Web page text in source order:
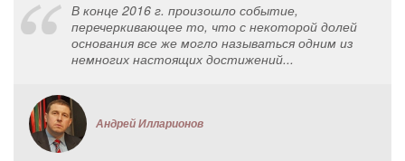
В конце 2016 г. произошло событие,
перечеркивающее то, что с некоторой долей
основания все же могло называться одним из
немногих настоящих достижений...
Андрей Илларионов